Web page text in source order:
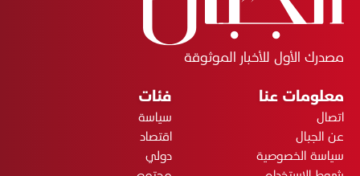
مصدرك الأول للأخبار الموثوقة
معلومات عنا
اتصال
عن الجبال
سياسة الخصوصية
فئات
سياسة
اقتصاد
دولي